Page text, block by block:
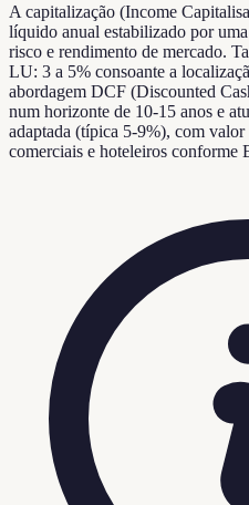
A capitalização (Income
líquido anual estabilizado por
risco e rendimento de mercado.
LU: 3 a 5% consoante a
abordagem DCF (Discounted
num horizonte de 10-15 anos e
adaptada (típica 5-9%), com
comerciais e hoteleiros conforme